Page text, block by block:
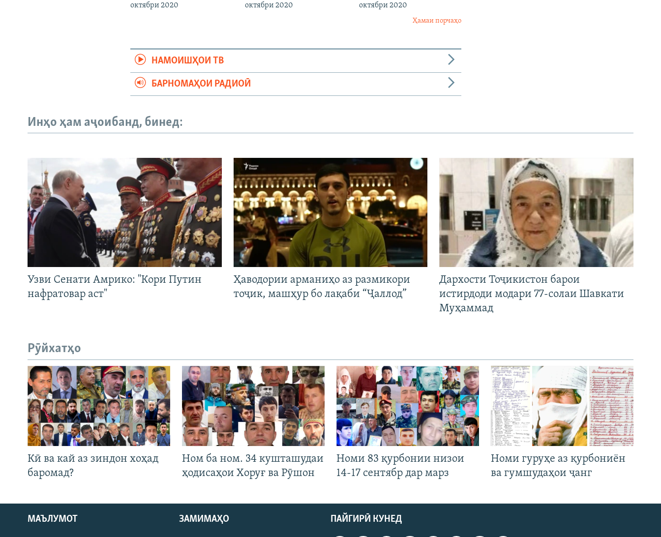
Русский
октябри 2020
октябри 2020
октябри 2020
Ҳамаи порчаҳо
НАМОИШҲОИ ТВ
БАРНОМАҲОИ РАДИОӢ
Инҳо ҳам аҷоибанд, бинед:
Узви Сенати Амрико: "Кори Путин
нафратовар аст"
Ҳаводории арманиҳо аз размикори
тоҷик, машҳур бо лақаби “Ҷаллод”
Дархости Тоҷикистон барои
истирдоди модари 77-солаи Шавкати
Муҳаммад
Рӯйхатҳо
Кӣ ва кай аз зиндон хоҳад
баромад?
Ном ба ном. 34 кушташудаи
ҳодисаҳои Хоруғ ва Рӯшон
Номи 83 қурбонии низои
14-17 сентябр дар марз
Номи гуруҳе аз қурбониён
ва гумшудаҳои ҷанг
ПАЙГИРӢ КУНЕД
МАЪЛУМОТ ЗАМИМАҲО